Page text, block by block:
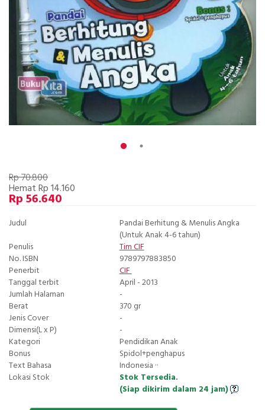
Rp 70.800
Hemat Rp 14.160
Rp 56.640
Judul
Pandai Berhitung & Menulis Angka
(Untuk Anak 4-6 tahun)
Penulis
Tim CIF
No. ISBN
9789797883850
Penerbit
CIF
Tanggal terbit
April - 2013
Jumlah Halaman
-
Berat
370 gr
Jenis Cover
-
Dimensi(L x P)
-
Kategori
Pendidikan Anak
Bonus
Spidol+penghapus
Text Bahasa
Indonesia ··
Lokasi Stok
Stok Tersedia.
(Siap dikirim dalam 24 jam)